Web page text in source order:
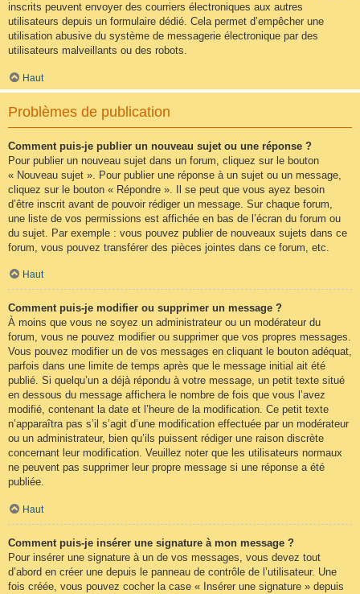
inscrits peuvent envoyer des courriers électroniques aux autres
utilisateurs depuis un formulaire dédié. Cela permet d’empêcher une
utilisation abusive du système de messagerie électronique par des
utilisateurs malveillants ou des robots.
Haut
Problèmes de publication
Comment puis-je publier un nouveau sujet ou une réponse ?
Pour publier un nouveau sujet dans un forum, cliquez sur le bouton
« Nouveau sujet ». Pour publier une réponse à un sujet ou un message,
cliquez sur le bouton « Répondre ». Il se peut que vous ayez besoin
d’être inscrit avant de pouvoir rédiger un message. Sur chaque forum,
une liste de vos permissions est affichée en bas de l’écran du forum ou
du sujet. Par exemple : vous pouvez publier de nouveaux sujets dans ce
forum, vous pouvez transférer des pièces jointes dans ce forum, etc.
Haut
Comment puis-je modifier ou supprimer un message ?
À moins que vous ne soyez un administrateur ou un modérateur du
forum, vous ne pouvez modifier ou supprimer que vos propres messages.
Vous pouvez modifier un de vos messages en cliquant le bouton adéquat,
parfois dans une limite de temps après que le message initial ait été
publié. Si quelqu’un a déjà répondu à votre message, un petit texte situé
en dessous du message affichera le nombre de fois que vous l’avez
modifié, contenant la date et l’heure de la modification. Ce petit texte
n’apparaîtra pas s’il s’agit d’une modification effectuée par un modérateur
ou un administrateur, bien qu’ils puissent rédiger une raison discrète
concernant leur modification. Veuillez noter que les utilisateurs normaux
ne peuvent pas supprimer leur propre message si une réponse a été
publiée.
Haut
Comment puis-je insérer une signature à mon message ?
Pour insérer une signature à un de vos messages, vous devez tout
d’abord en créer une depuis le panneau de contrôle de l’utilisateur. Une
fois créée, vous pouvez cocher la case « Insérer une signature » depuis